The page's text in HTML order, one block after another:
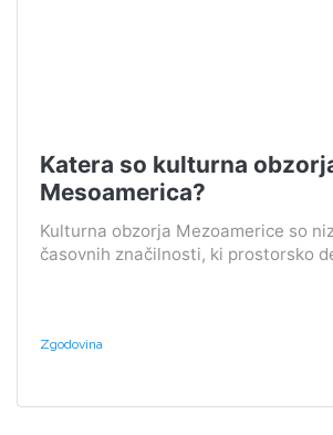
Katera so kulturna
Mesoamerica?
Kulturna obzorja Mezoamerice so
časovnih značilnosti, ki prostorsko
Zgodovina